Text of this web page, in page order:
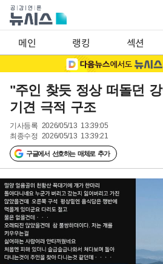
메인 랭킹 섹션
"주인 찾듯 정상 떠돌던
기견 극적 구조
기사등록 2026/05/13 13:39:05
최종수정 2026/05/13 13:39:21
구글에서 선호하는 매체로 추가